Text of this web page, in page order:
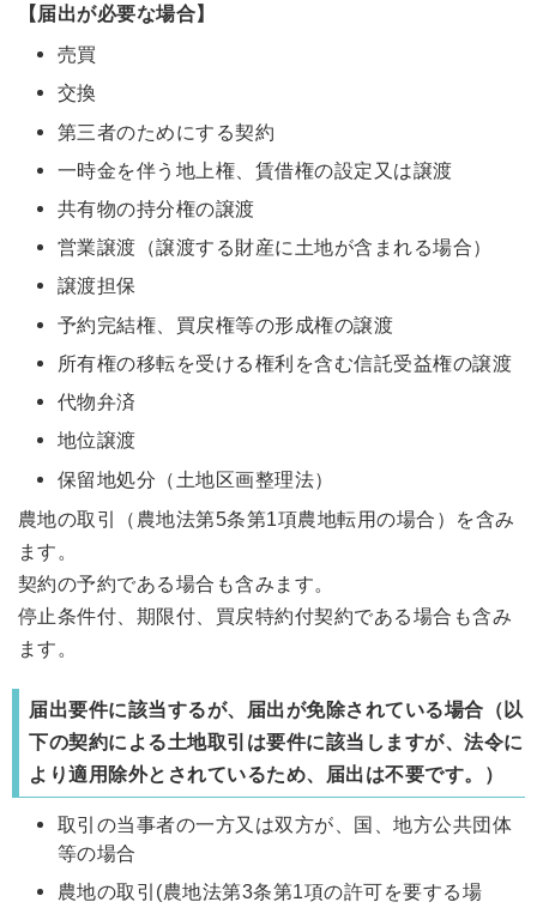
【届出が必要な場合】
売買
交換
第三者のためにする契約
一時金を伴う地上権、賃借権の設定又は譲渡
共有物の持分権の譲渡
営業譲渡（譲渡する財産に土地が含まれる場合）
譲渡担保
予約完結権、買戻権等の形成権の譲渡
所有権の移転を受ける権利を含む信託受益権の譲渡
代物弁済
地位譲渡
保留地処分（土地区画整理法）
農地の取引（農地法第5条第1項農地転用の場合）を含み
ます。
契約の予約である場合も含みます。
停止条件付、期限付、買戻特約付契約である場合も含み
ます。
届出要件に該当するが、届出が免除されている場合（以
下の契約による土地取引は要件に該当しますが、法令に
より適用除外とされているため、届出は不要です。）
取引の当事者の一方又は双方が、国、地方公共団体
等の場合
農地の取引(農地法第3条第1項の許可を要する場